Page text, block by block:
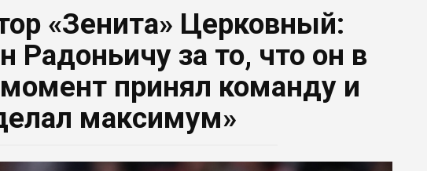
«Зенита» Церковный:
Радоньичу за то, что он в
принял команду и
максимум»